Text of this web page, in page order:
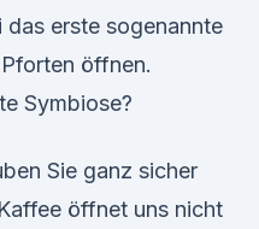
erste sogenannte
öffnen.
Symbiose?
Sie ganz sicher
öffnet uns nicht